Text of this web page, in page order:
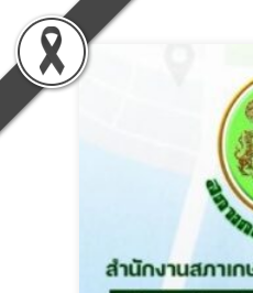
Skip
to
content